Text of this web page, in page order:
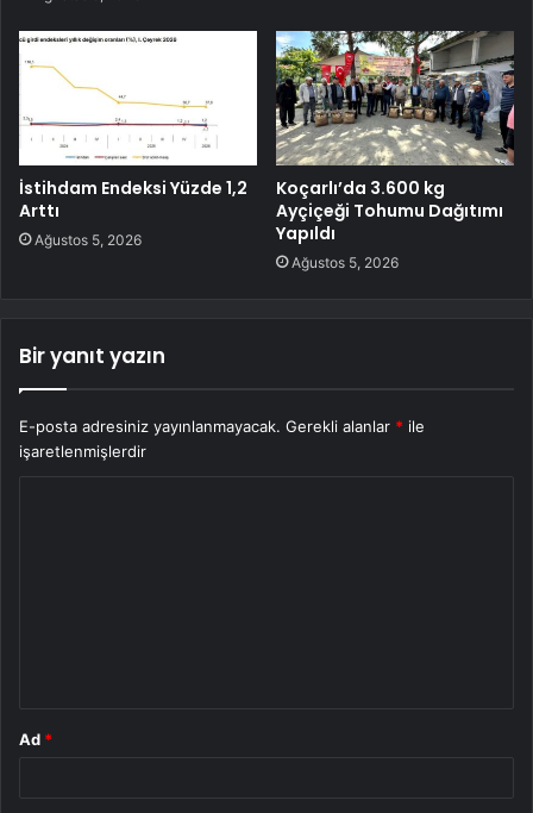
İstihdam Endeksi Yüzde 1,2
Arttı
Ağustos 5, 2026
Koçarlı’da 3.600 kg
Ayçiçeği Tohumu Dağıtımı
Yapıldı
Ağustos 5, 2026
Bir yanıt yazın
E-posta adresiniz yayınlanmayacak. Gerekli alanlar * ile
işaretlenmişlerdir
Ad *